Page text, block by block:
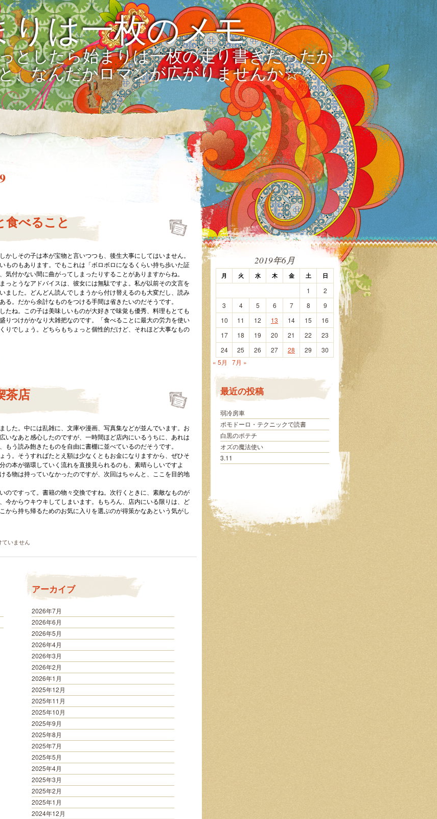
りは一枚のメモ
としたら始まりは一枚の走り書きだったか
、なんだかロマンが広がりませんか☆
食べること
しその子は本が宝物と言いつつも、後生大事にしてはいません。
ものもあります。でもこれは「ボロボロになるくらい持ち歩いた証
付かない間に曲がってしまったりすることがありますからね。
っとうなアドバイスは、彼女には無駄ですよ。私が以前その文言を
ました。どんどん読んでしまうから付け替えるのも大変だし、読み
。だから余計なものをつける手間は省きたいのだそうです。
たね。この子は美味しいものが大好きで味覚も優秀、料理もとても
りつけがかなり大雑把なのです。「食べることに最大の労力を使い
りでしょう。どちらもちょっと個性的だけど、それほど大事なもの
茶店
した。中には乱雑に、文庫や漫画、写真集などが並んでいます。お
いなあと感心したのですが、一時間ほど店内にいるうちに、あれは
う読み飽きたものを自由に書棚に並べているのだそうです。
う。そうすればたとえ額は少なくともお金になりますから、ぜひそ
の本が循環していく流れを直接見られるのも、素晴らしいですよ
る物は持っていなかったのですが、次回はちゃんと、ここを目的地
のですって。書籍の物々交換ですね。次行くときに、素敵なものが
今からウキウキしてしまいます。もちろん、店内にいる限りは、ど
から持ち帰るためのお気に入りを選ぶのが得策かなあという気がし
ていません
アーカイブ
2026年7月
2026年6月
2026年5月
2026年4月
2026年3月
2026年2月
2026年1月
2025年12月
2025年11月
2025年10月
2025年9月
2025年8月
2025年7月
2025年5月
2025年4月
2025年3月
2025年2月
2025年1月
2024年12月
2019年6月
月 火 水 木 金 土 日
1
2
3
4 5 6 7 8
9
10
11 12 13 14 15
16
17
18 19 20 21 22
23
24
25 26 27 28 29
30
« 5月
7月 »
最近の投稿
弱冷房車
ポモドーロ・テクニックで読書
白黒のポテチ
オズの魔法使い
3.11